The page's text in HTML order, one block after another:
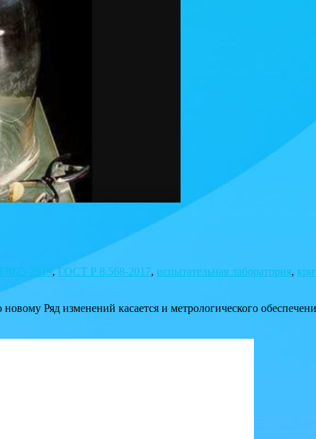
2019,ГОСТ Р 8.568-2017, испытательная лаборатория,
Ряд изменений касается и метрологического